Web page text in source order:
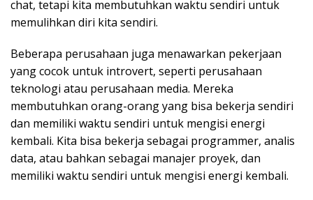
chat, tetapi kita membutuhkan waktu sendiri untuk
memulihkan diri kita sendiri.
Beberapa perusahaan juga menawarkan pekerjaan
yang cocok untuk introvert, seperti perusahaan
teknologi atau perusahaan media. Mereka
membutuhkan orang-orang yang bisa bekerja sendiri
dan memiliki waktu sendiri untuk mengisi energi
kembali. Kita bisa bekerja sebagai programmer, analis
data, atau bahkan sebagai manajer proyek, dan
memiliki waktu sendiri untuk mengisi energi kembali.